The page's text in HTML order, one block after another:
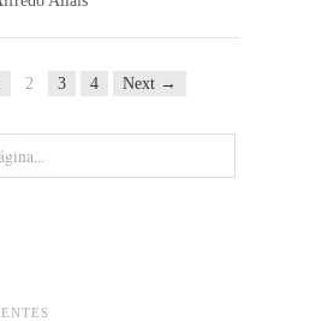
2 3 4 Next →